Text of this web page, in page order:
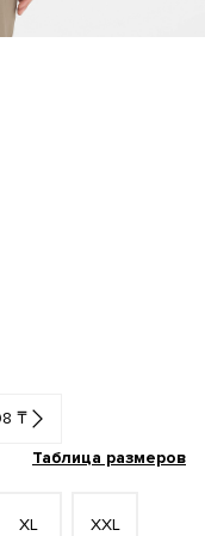
₸
Таблица размеров
XL XXL